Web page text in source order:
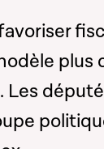
plus
Les